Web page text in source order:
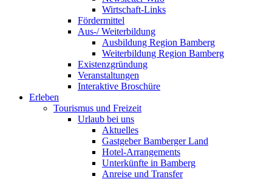
Wirtschaft-Links
Fördermittel
Aus-/ Weiterbildung
Ausbildung Region Bamberg
Weiterbildung Region Bamberg
Existenzgründung
Veranstaltungen
Interaktive Broschüre
Erleben
Tourismus und Freizeit
Urlaub bei uns
Aktuelles
Gastgeber Bamberger Land
Hotel-Arrangements
Unterkünfte in Bamberg
Anreise und Transfer